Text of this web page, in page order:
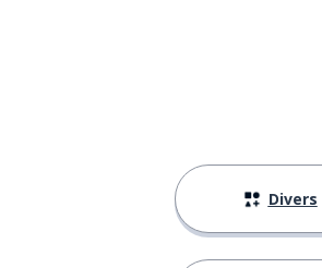
Divers